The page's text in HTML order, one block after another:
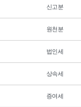
신고분
원천분
법인세
상속세
증여세